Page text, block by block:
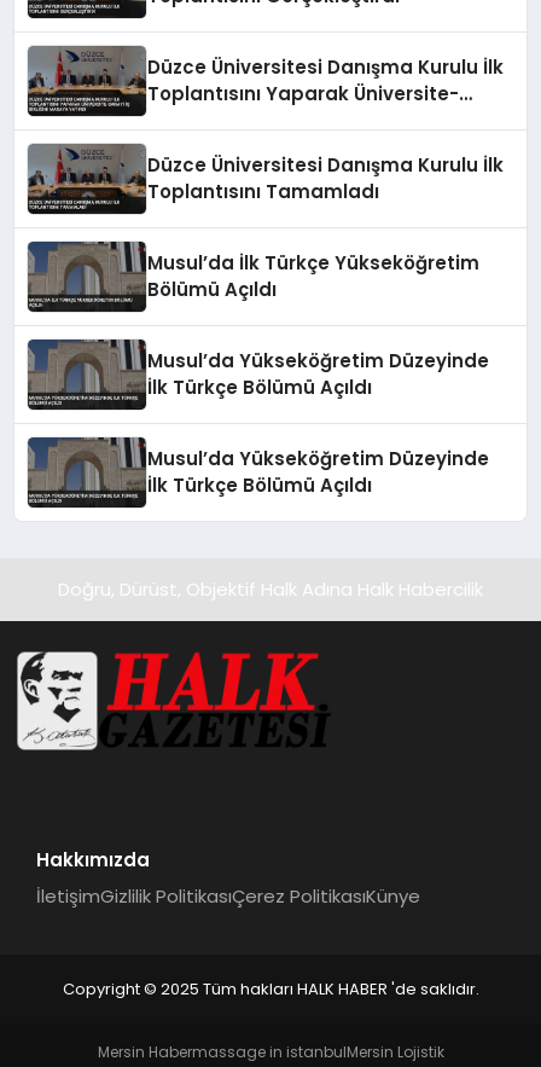
Düzce Üniversitesi Danışma Kurulu İlk
Toplantısını Yaparak Üniversite-
Düzce Üniversitesi Danışma Kurulu İlk
Toplantısını Tamamladı
Musul’da İlk Türkçe Yükseköğretim
Bölümü Açıldı
Musul’da Yükseköğretim Düzeyinde
İlk Türkçe Bölümü Açıldı
Musul’da Yükseköğretim Düzeyinde
İlk Türkçe Bölümü Açıldı
Doğru, Dürüst, Objektif Halk Adına Halk Habercilik
Hakkımızda
İletişimGizlilik PolitikasıÇerez PolitikasıKünye
Copyright © 2025 Tüm hakları HALK HABER 'de saklıdır.
Mersin Habermassage in istanbulMersin Lojistik